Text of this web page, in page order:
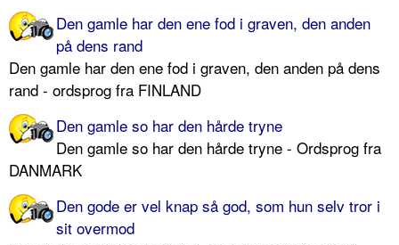
Den gamle har den ene fod i graven, den anden
på dens rand
Den gamle har den ene fod i graven, den anden på dens
rand - ordsprog fra FINLAND
Den gamle so har den hårde tryne
Den gamle so har den hårde tryne - Ordsprog fra
DANMARK
Den gode er vel knap så god, som hun selv tror i
sit overmod